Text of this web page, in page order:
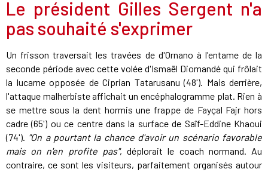
Le président Gilles Sergent n'a
pas souhaité s'exprimer
Un frisson traversait les travées de d'Ornano à l'entame de la
seconde période avec cette volée d'Ismaël Diomandé qui frôlait
la lucarne opposée de Ciprian Tatarusanu (48'). Mais derrière,
l'attaque malherbiste affichait un encéphalogramme plat. Rien à
se mettre sous la dent hormis une frappe de Fayçal Fajr hors
cadre (65') ou ce centre dans la surface de Saîf-Eddine Khaoui
(74'). "On a pourtant la chance d'avoir un scénario favorable
mais on n'en profite pas", déplorait le coach normand. Au
contraire, ce sont les visiteurs, parfaitement organisés autour